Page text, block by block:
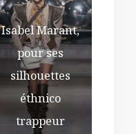
Isabel Marant,
pour ses
silhouettes
éthnico
trappeur